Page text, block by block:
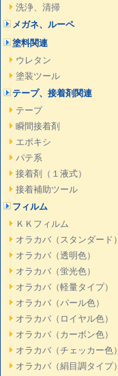
洗浄、清掃
メガネ、ルーペ
塗料関連
ウレタン
塗装ツール
テープ、接着剤関連
テープ
瞬間接着剤
エポキシ
パテ系
接着剤（１液式）
接着補助ツール
フィルム
ＫＫフィルム
オラカバ（スタンダード）
オラカバ（透明色）
オラカバ（蛍光色）
オラカバ（軽量タイプ）
オラカバ（パール色）
オラカバ（ロイヤル色）
オラカバ（カーボン色）
オラカバ（チェッカー色）
オラカバ（絹目調タイプ）